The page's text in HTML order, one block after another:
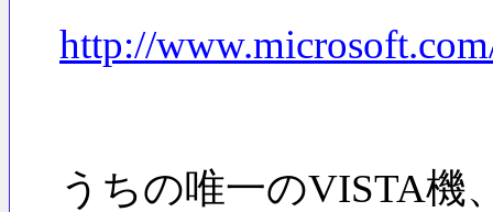
http://
うちの唯一のVISTA機